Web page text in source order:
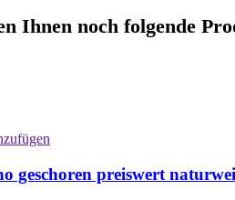
Ihnen noch folgende
geschoren preiswert